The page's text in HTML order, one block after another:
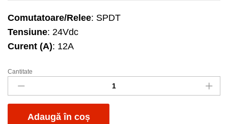
Comutatoare/Relee: SPDT
Tensiune: 24Vdc
Curent (A): 12A
Releu
24Vdc
12A
RM50N-
Cantitate
Adaugă în coș